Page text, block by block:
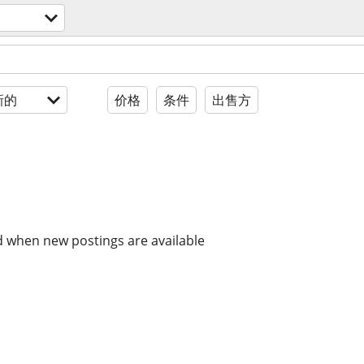
的 价格 条件 出售方
new postings are available